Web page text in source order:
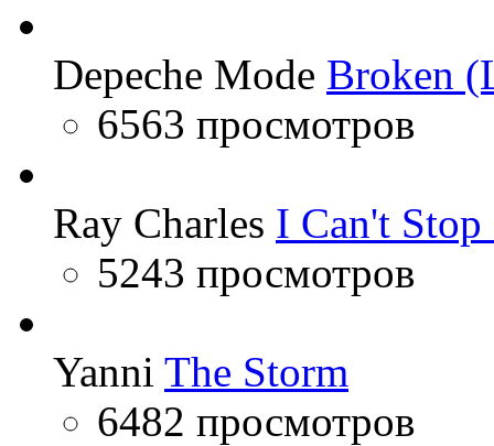
Depeche Mode Broken
6563 просмотров
Ray Charles I Can't
5243 просмотров
Yanni The Storm
6482 просмотров